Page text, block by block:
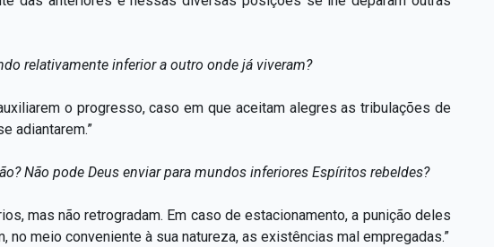
relativamente inferior a outro onde já viveram?
o progresso, caso em que aceitam alegres as tribulações de
adiantarem.”
Não pode Deus enviar para mundos inferiores Espíritos rebeldes?
mas não retrogradam. Em caso de estacionamento, a punição deles
no meio conveniente à sua natureza, as existências mal empregadas.”